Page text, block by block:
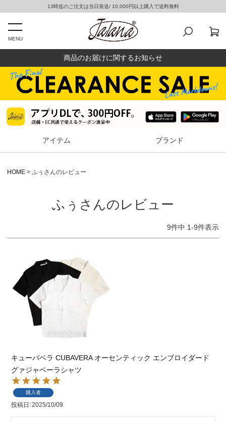
13時迄のご注文は当日発送/ 10,000円以上購入で送料無料
MENU
商品のお届けに関するお知らせ
アイテム ブランド
HOME ふぅさんのレビュー
ふぅさんのレビュー
9件中 1-9件表示
キューバベラ CUBAVERA オーセンティック エンブロイダード
グァジャベーラシャツ
購入者
投稿日 2025/10/09